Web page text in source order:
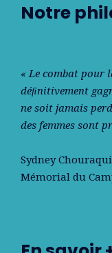
Notre
« Le combat pour
déﬁnitivement
ne soit jamais
des femmes sont
Sydney Chouraqui
Mémorial du